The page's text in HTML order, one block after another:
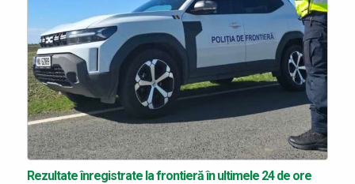
Rezultate înregistrate la frontieră în ultimele 24 de ore